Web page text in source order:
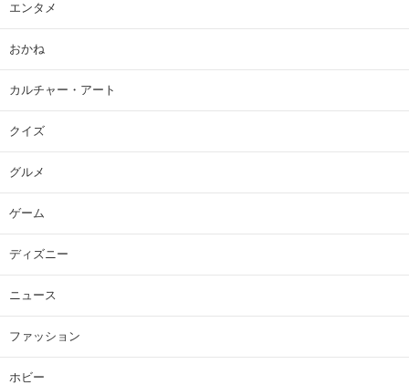
エンタメ
おかね
カルチャー・アート
クイズ
グルメ
ゲーム
ディズニー
ニュース
ファッション
ホビー